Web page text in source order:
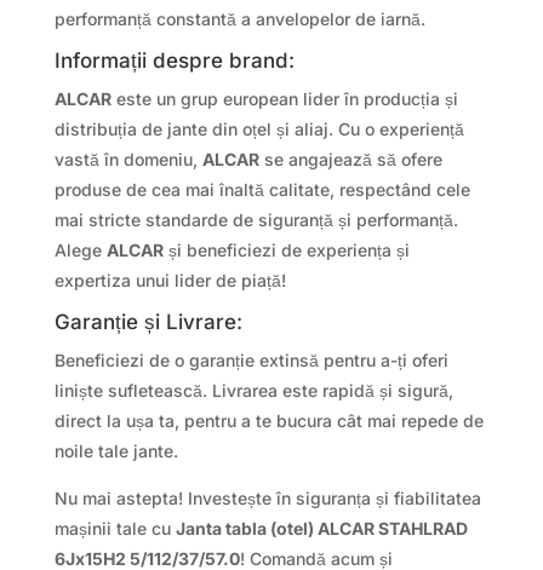
performanță constantă a anvelopelor de iarnă.
Informații despre brand:
ALCAReste un grup european lider în producția și
distribuția de jante din oțel și aliaj. Cu o experiență
vastă în domeniu, ALCARse angajează să ofere
produse de cea mai înaltă calitate, respectând cele
mai stricte standarde de siguranță și performanță.
Alege ALCARși beneficiezi de experiența și
expertiza unui lider de piață!
Garanție și Livrare:
Beneficiezi de o garanție extinsă pentru a-ți oferi
liniște sufletească. Livrarea este rapidă și sigură,
direct la ușa ta, pentru a te bucura cât mai repede de
noile tale jante.
Nu mai astepta! Investește în siguranța și fiabilitatea
mașinii tale cu Janta tabla (otel) ALCAR STAHLRAD
6Jx15H2 5/112/37/57.0! Comandă acum și